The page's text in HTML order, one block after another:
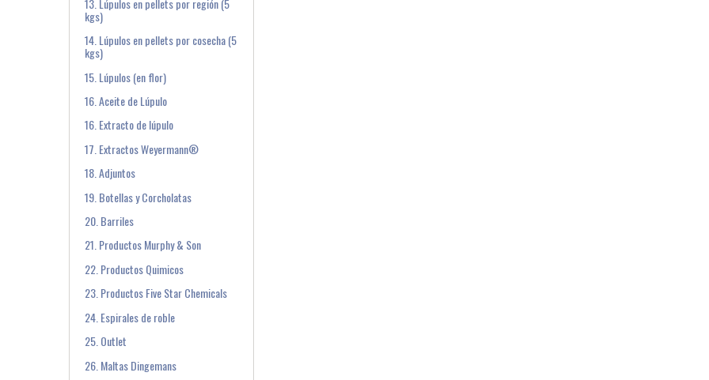
kgs)
14. Lúpulos en pellets por cosecha (5
kgs)
15. Lúpulos (en flor)
16. Aceite de Lúpulo
16. Extracto de lúpulo
17. Extractos Weyermann®
18. Adjuntos
19. Botellas y Corcholatas
20. Barriles
21. Productos Murphy & Son
22. Productos Quimicos
23. Productos Five Star Chemicals
24. Espirales de roble
25. Outlet
26. Maltas Dingemans